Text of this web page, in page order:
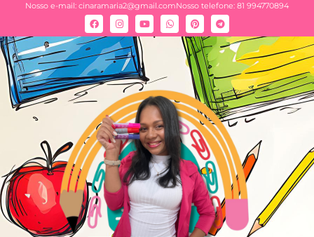
Nosso e-mail: cinaramaria2@gmail.comNosso telefone: 81 994770894